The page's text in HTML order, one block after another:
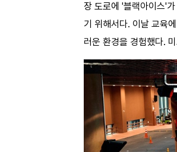
장 도로에 '블랙아이스'
기 위해서다. 이날 교육
러운 환경을 경험했다.